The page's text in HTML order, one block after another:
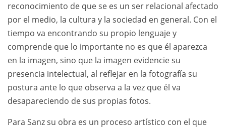
reconocimiento de que se es un ser relacional afectado
por el medio, la cultura y la sociedad en general. Con el
tiempo va encontrando su propio lenguaje y
comprende que lo importante no es que él aparezca
en la imagen, sino que la imagen evidencie su
presencia intelectual, al reflejar en la fotografía su
postura ante lo que observa a la vez que él va
desapareciendo de sus propias fotos.
Para Sanz su obra es un proceso artístico con el que